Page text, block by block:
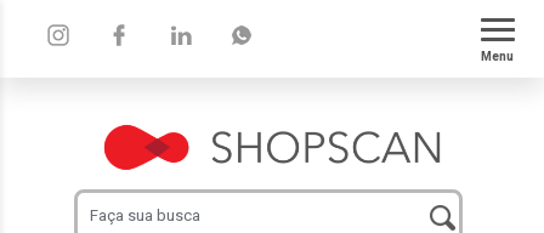
Menu